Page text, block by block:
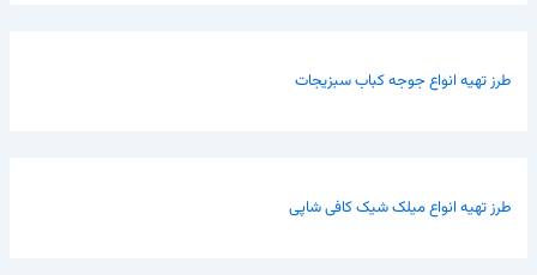
طرز تهیه انواع جوجه کباب سبزیجات
طرز تهیه انواع میلک شیک کافی شاپی